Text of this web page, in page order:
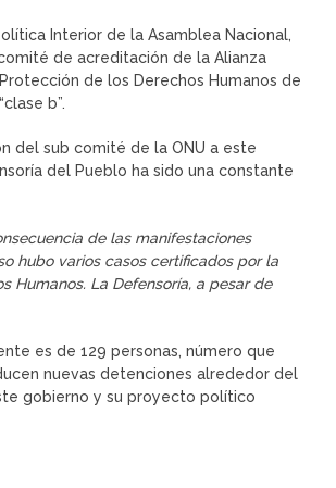
Interior de la Asamblea Nacional,
de acreditación de la Alianza
de los Derechos Humanos de
b”.
del sub comité de la ONU a este
del Pueblo ha sido una constante
de las manifestaciones
hubo varios casos certificados por la
Humanos. La Defensoría, a pesar de
es de 129 personas, número que
nuevas detenciones alrededor del
gobierno y su proyecto político